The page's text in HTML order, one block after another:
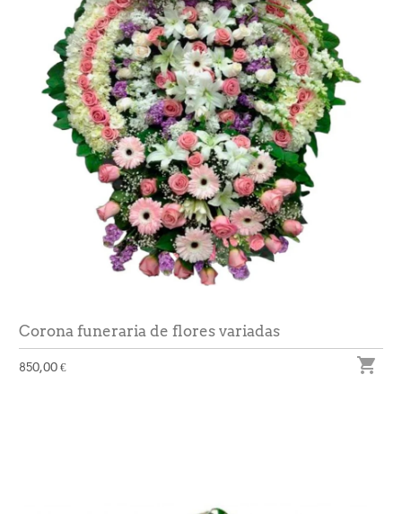
Corona funeraria de flores variadas
850,00 € 